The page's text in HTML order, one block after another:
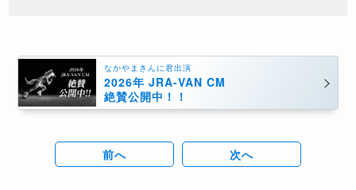
なかやまきんに君出演
2026年 JRA-VAN CM
絶賛公開中！！
前へ 次へ